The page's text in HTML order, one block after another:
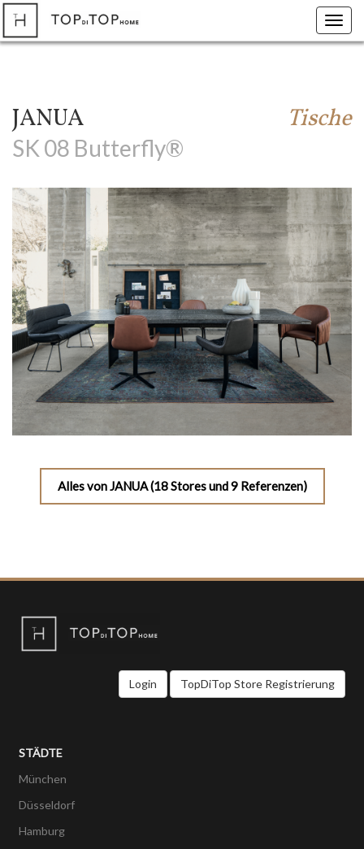
JANUA Tische
SK 08 Butterfly®
Alles von JANUA (18 Stores und 9 Referenzen)
Login TopDiTop Store Registrierung
STÄDTE
München
Düsseldorf
Hamburg